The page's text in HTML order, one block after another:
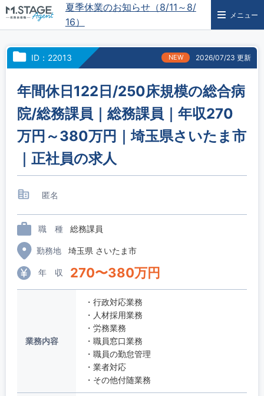
夏季休業のお知らせ（8/11～8/
16）
メニュー
ID：22013 NEW 2026/07/23 更新
年間休日122日/250床規模の総合病
院/総務課員｜総務課員｜年収270
万円～380万円｜埼玉県さいたま市
｜正社員の求人
匿名
職 種 総務課員
勤務地 埼玉県 さいたま市
年 収 270〜380万円
業務内容
・行政対応業務
・人材採用業務
・労務業務
・職員窓口業務
・職員の勤怠管理
・業者対応
・その他付随業務